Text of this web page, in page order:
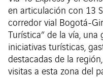
en articulación con 13
corredor vial Bogotá-
Turística” de la vía,
iniciativas turísticas,
destacadas de la
visitas a esta zona del